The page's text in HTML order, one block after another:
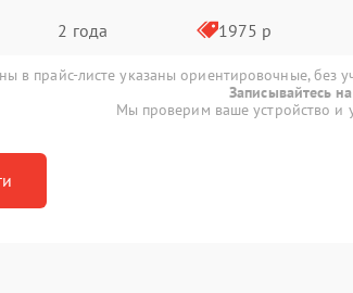
2 года 1975 р
в прайс-листе указаны ориентировочные, без
Записывайтесь
Мы проверим ваше устройство и